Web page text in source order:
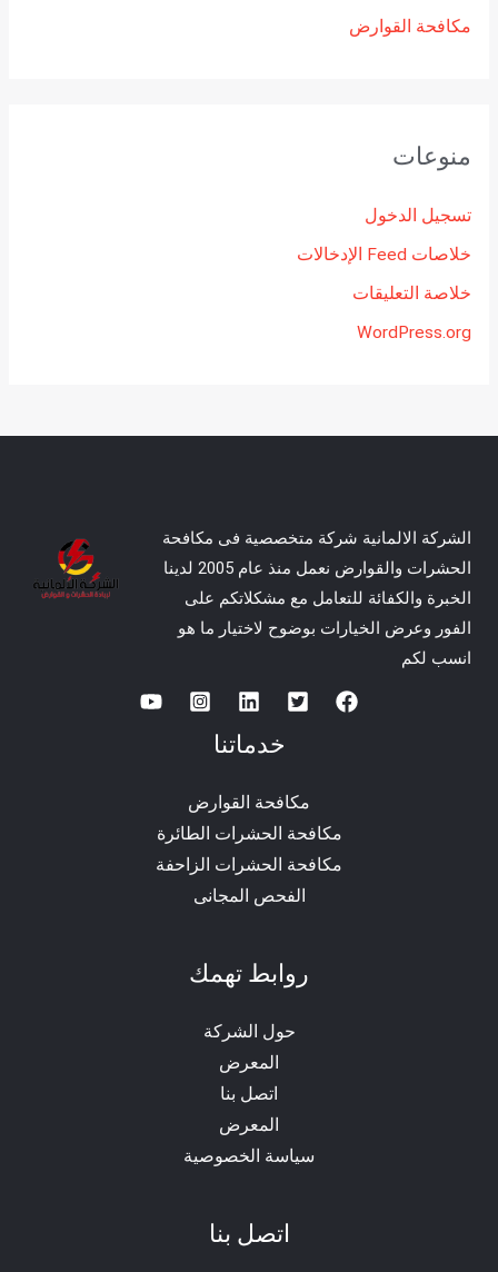
مكافحة القوارض
منوعات
تسجيل الدخول
خلاصات Feed الإدخالات
خلاصة التعليقات
WordPress.org
الشركة الالمانية شركة متخصصية فى مكافحة
الحشرات والقوارض نعمل منذ عام 2005 لدينا
الخبرة والكفائة للتعامل مع مشكلاتكم على
الفور وعرض الخيارات بوضوح لاختيار ما هو
انسب لكم
خدماتنا
مكافحة القوارض
مكافحة الحشرات الطائرة
مكافحة الحشرات الزاحفة
الفحص المجانى
روابط تهمك
حول الشركة
المعرض
اتصل بنا
المعرض
سياسة الخصوصية
اتصل بنا